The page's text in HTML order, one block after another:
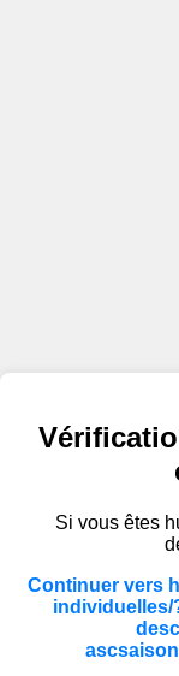
Si vous êtes
Continuer vers
individuelles/